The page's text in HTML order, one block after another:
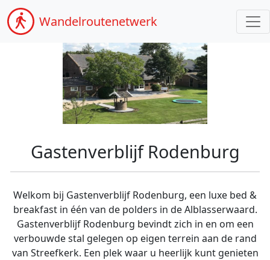
Wandelroutenetwerk
Gastenverblijf Rodenburg
Welkom bij Gastenverblijf Rodenburg, een luxe bed &
breakfast in één van de polders in de Alblasserwaard.
Gastenverblijf Rodenburg bevindt zich in en om een
verbouwde stal gelegen op eigen terrein aan de rand
van Streefkerk. Een plek waar u heerlijk kunt genieten